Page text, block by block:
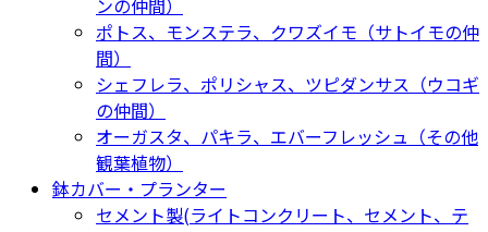
ンの仲間）
ポトス、モンステラ、クワズイモ（サトイモの仲
間）
シェフレラ、ポリシャス、ツピダンサス（ウコギ
の仲間）
オーガスタ、パキラ、エバーフレッシュ（その他
観葉植物）
鉢カバー・プランター
セメント製(ライトコンクリート、セメント、テ